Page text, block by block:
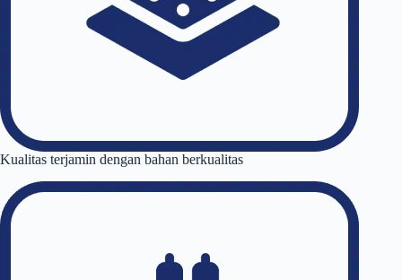
Kualitas terjamin dengan bahan berkualitas